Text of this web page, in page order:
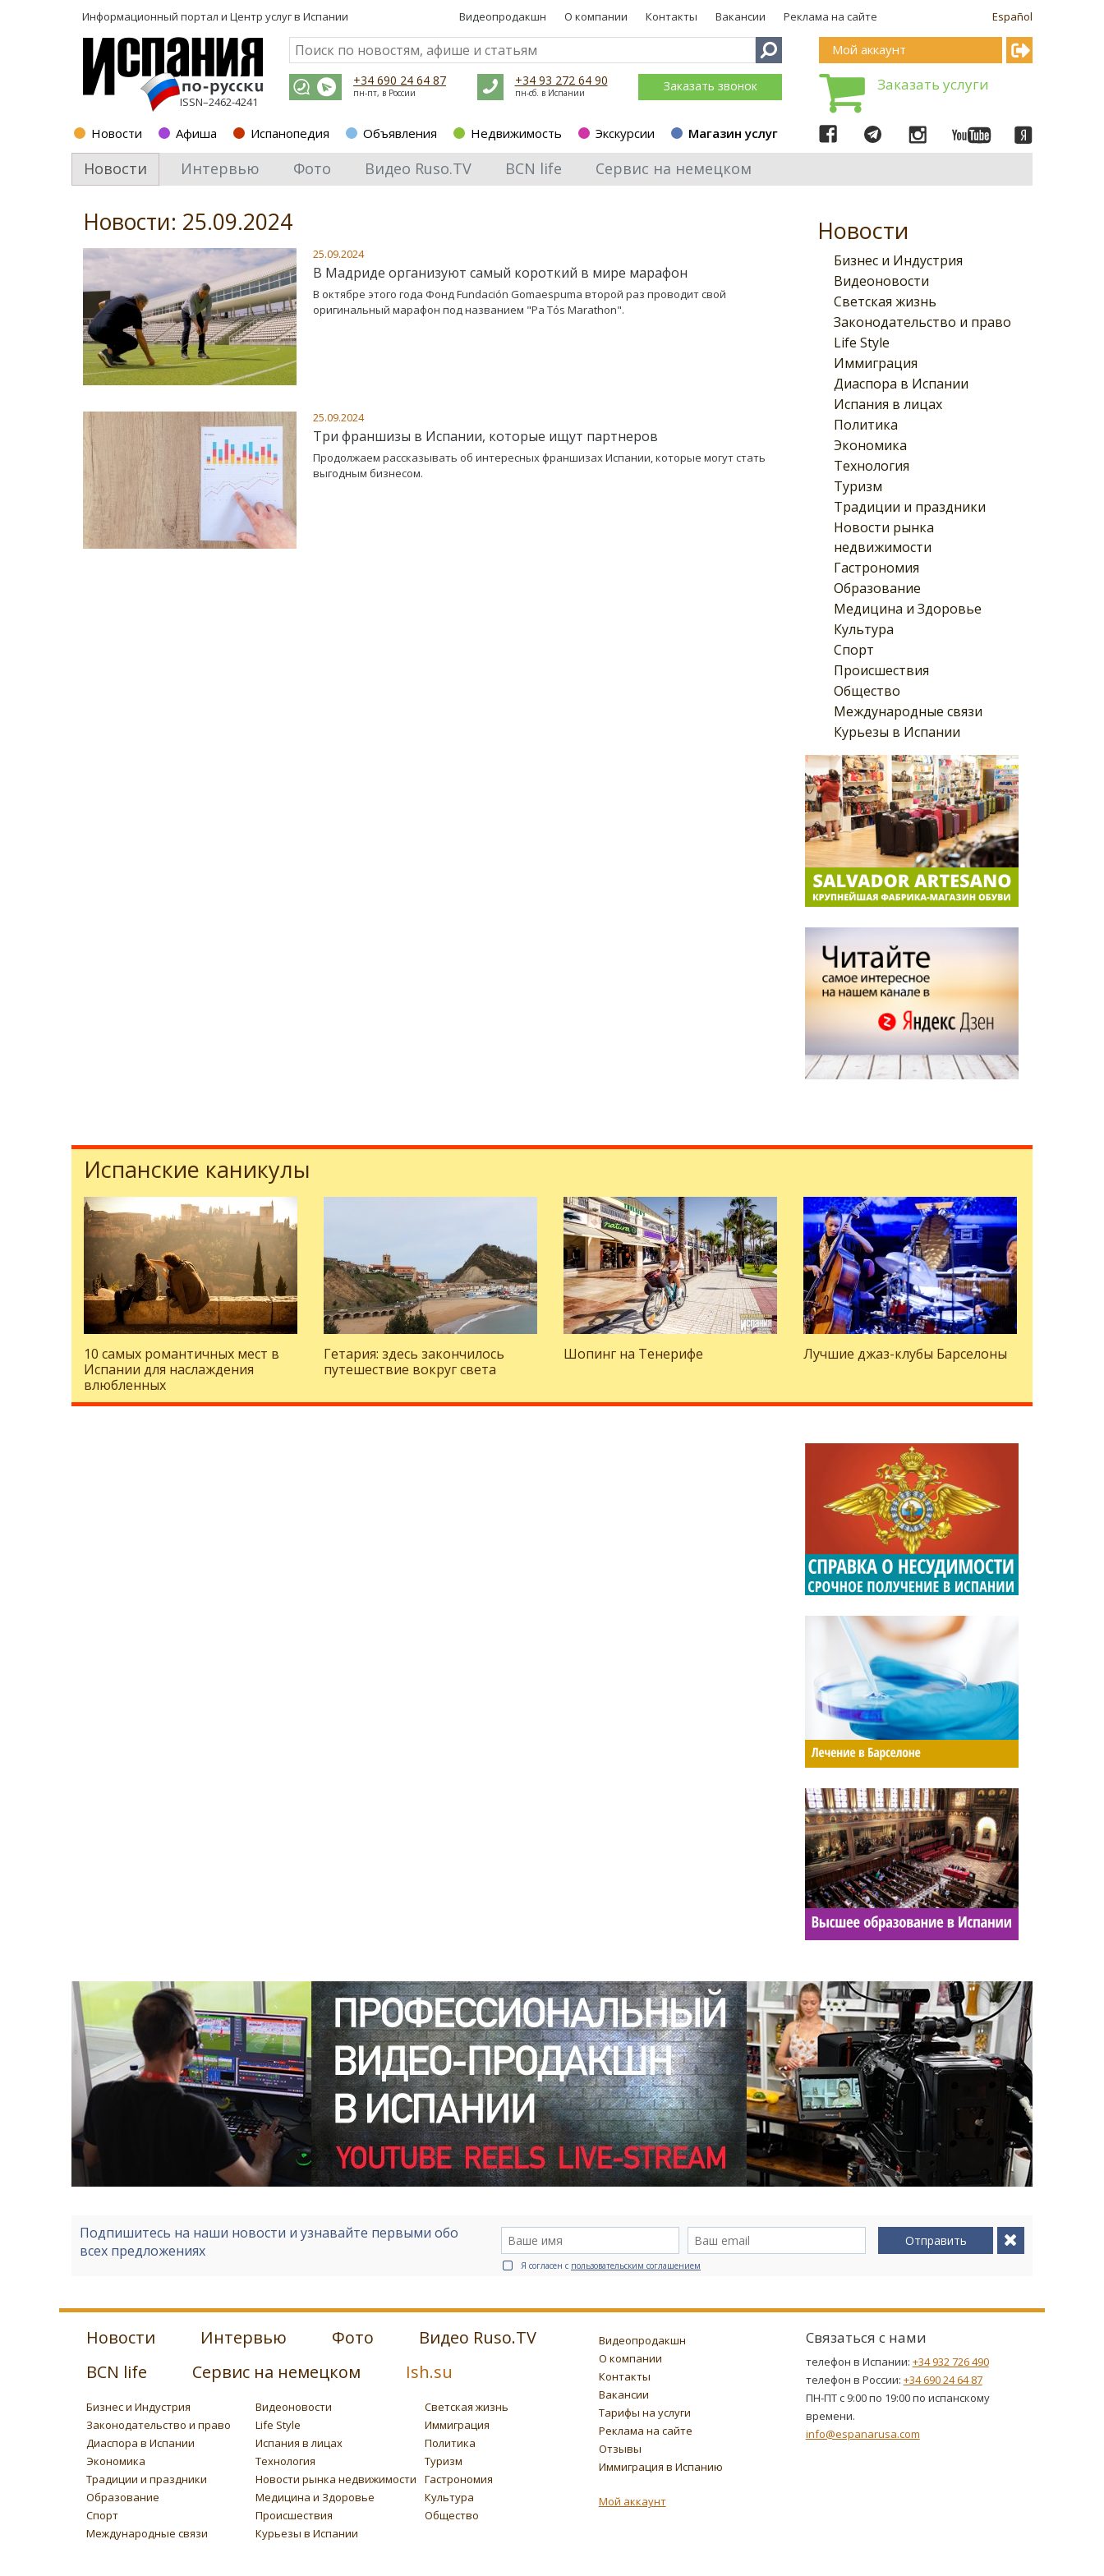
Информационный портал и Центр услуг в Испании Español
Видеопродакшн О компании Контакты Вакансии Реклама на сайте
ISSN–2462-4241
+34 690 24 64 87
пн-пт, в России
+34 93 272 64 90
пн-сб. в Испании Заказать звонок
Новости Афиша Испанопедия Объявления Недвижимость Экскурсии Магазин услуг
Мой аккаунт
Заказать услуги
Новости Интервью Фото Видео Ruso.TV BCN life Сервис на немецком
Новости
Бизнес и Индустрия
Видеоновости
Светская жизнь
Законодательство и право
Life Style
Иммиграция
Диаспора в Испании
Испания в лицах
Политика
Экономика
Технология
Туризм
Традиции и праздники
Новости рынка
недвижимости
Гастрономия
Образование
Медицина и Здоровье
Культура
Спорт
Происшествия
Общество
Международные связи
Курьезы в Испании
Новости: 25.09.2024
25.09.2024
В Мадриде организуют самый короткий в мире марафон
В октябре этого года Фонд Fundación Gomaespuma второй раз проводит свой
оригинальный марафон под названием "Pa Tós Marathon".
25.09.2024
Три франшизы в Испании, которые ищут партнеров
Продолжаем рассказывать об интересных франшизах Испании, которые могут стать
выгодным бизнесом.
Испанские каникулы
10 самых романтичных мест в
Испании для наслаждения
влюбленных
Гетария: здесь закончилось
путешествие вокруг света
Шопинг на Тенерифе Лучшие джаз-клубы Барселоны
Подпишитесь на наши новости и узнавайте первыми обо
всех предложениях
Отправить
Я согласен с пользовательским соглашением
Новости Интервью Фото
Видео Ruso.TV
BCN life
Сервис на немецком Ish.su
Бизнес и Индустрия Видеоновости
Светская жизнь
Законодательство и право
Life Style
Иммиграция
Диаспора в Испании
Испания в лицах
Политика
Экономика
Технология
Туризм
Традиции и праздники
Новости рынка недвижимости
Гастрономия
Образование
Медицина и Здоровье
Культура
Спорт
Происшествия
Общество
Международные связи
Курьезы в Испании
Видеопродакшн
О компании
Контакты
Вакансии
Тарифы на услуги
Реклама на сайте
Отзывы
Иммиграция в Испанию
Мой аккаунт
Связаться с нами
телефон в Испании: +34 932 726 490
телефон в России: +34 690 24 64 87
ПН-ПТ с 9:00 по 19:00 по испанскому
времени.
info@espanarusa.com